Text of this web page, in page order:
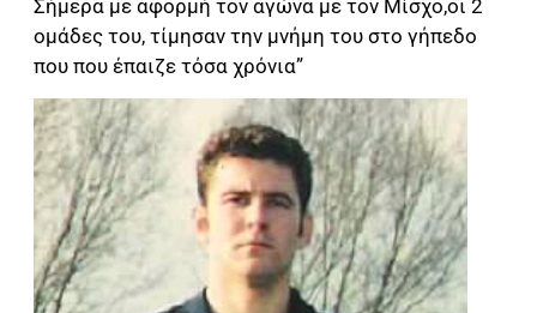
Σήμερα με αφορμή τον αγώνα με τον Μίσχο,οι 2
ομάδες του, τίμησαν την μνήμη του στο γήπεδο
που που έπαιζε τόσα χρόνια”